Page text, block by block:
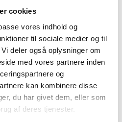
cookies
vores indhold og
til sociale medier og til
deler også oplysninger om
med vores partnere inden
og
kan kombinere disse
du har givet dem, eller som
af deres tjenester.
i bigbag
LÆG I KURV